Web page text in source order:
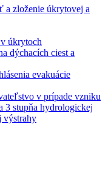
a zloženie úkrytovej a
v úkrytoch
dýchacích ciest a
evakuácie
v prípade vzniku
3 stupňa hydrologickej
výstrahy